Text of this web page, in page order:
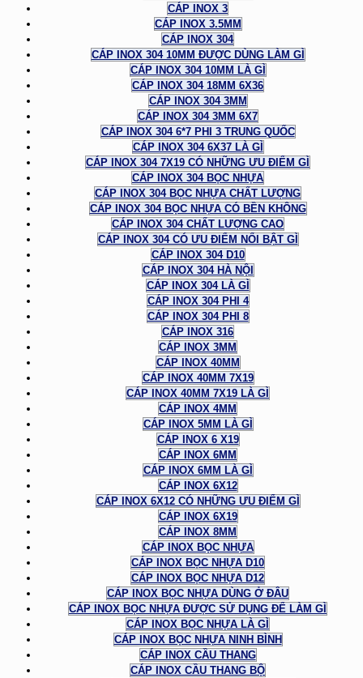
CÁP INOX 3
CÁP INOX 3.5MM
CÁP INOX 304
CÁP INOX 304 10MM ĐƯỢC DÙNG LÀM GÌ
CÁP INOX 304 10MM LÀ GÌ
CÁP INOX 304 18MM 6X36
CÁP INOX 304 3MM
CÁP INOX 304 3MM 6X7
CÁP INOX 304 6*7 PHI 3 TRUNG QUỐC
CÁP INOX 304 6X37 LÀ GÌ
CÁP INOX 304 7X19 CÓ NHỮNG ƯU ĐIỂM GÌ
CÁP INOX 304 BỌC NHỰA
CÁP INOX 304 BỌC NHỰA CHẤT LƯỢNG
CÁP INOX 304 BỌC NHỰA CÓ BỀN KHÔNG
CÁP INOX 304 CHẤT LƯỢNG CAO
CÁP INOX 304 CÓ ƯU ĐIỂM NỔI BẬT GÌ
CÁP INOX 304 D10
CÁP INOX 304 HÀ NỘI
CÁP INOX 304 LÀ GÌ
CÁP INOX 304 PHI 4
CÁP INOX 304 PHI 8
CÁP INOX 316
CÁP INOX 3MM
CÁP INOX 40MM
CÁP INOX 40MM 7X19
CÁP INOX 40MM 7X19 LÀ GÌ
CÁP INOX 4MM
CÁP INOX 5MM LÀ GÌ
CÁP INOX 6 X19
CÁP INOX 6MM
CÁP INOX 6MM LÀ GÌ
CÁP INOX 6X12
CÁP INOX 6X12 CÓ NHỮNG ƯU ĐIỂM GÌ
CÁP INOX 6X19
CÁP INOX 8MM
CÁP INOX BỌC NHỰA
CÁP INOX BỌC NHỰA D10
CÁP INOX BỌC NHỰA D12
CÁP INOX BỌC NHỰA DÙNG Ở ĐÂU
CÁP INOX BỌC NHỰA ĐƯỢC SỬ DỤNG ĐỂ LÀM GÌ
CÁP INOX BỌC NHỰA LÀ GÌ
CÁP INOX BỌC NHỰA NINH BÌNH
CÁP INOX CẦU THANG
CÁP INOX CẦU THANG BỘ